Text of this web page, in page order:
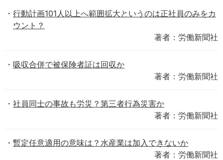
行動計画101人以上へ範囲拡大というのは正社員のみをカ
ウント？
著者：労働新聞社
吸収合併で被保険者証は回収か
著者：労働新聞社
社員同士の事故も労災？第三者行為災害か
著者：労働新聞社
暫定任意適用の意味は？水産業は加入できないか
著者：労働新聞社